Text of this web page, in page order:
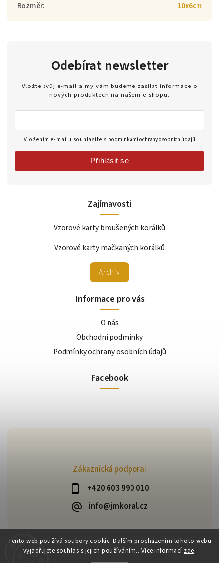
Tento web používá soubory cookie. Dalším procházením tohoto webu
vyjadřujete souhlas s jejich používáním.. Více informací zde.
Rozměr: 10x6cm
Zákaznická podpora:
+420 603 990 010
info@jmkoral.cz
Zajímavosti
Vzorové karty broušených korálků
Vzorové karty mačkaných korálků
Archiv
Odebírat newsletter
Vložte svůj e-mail a my vám budeme zasílat informace o
nových produktech na našem e-shopu.
Vložením e-mailu souhlasíte s podmínkami ochrany osobních údajů
Přihlásit se
Informace pro vás
O nás
Obchodní podmínky
Podmínky ochrany osobních údajů
Facebook
Copyright 2026ESHOP JM KORAL. Všechna práva vyhrazena.